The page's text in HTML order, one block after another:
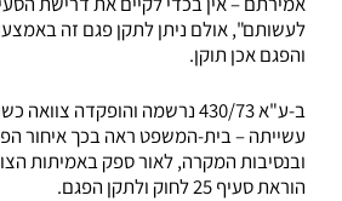
והפגם אכן תוקן.
ב-ע"א 430/73 נרשמה והופקדה
עשייתה – בית-המשפט ראה בכך איחור
ובנסיבות המקרה, לאור ספק באמיתות
הוראת סעיף 25 לחוק ולתקן הפגם.